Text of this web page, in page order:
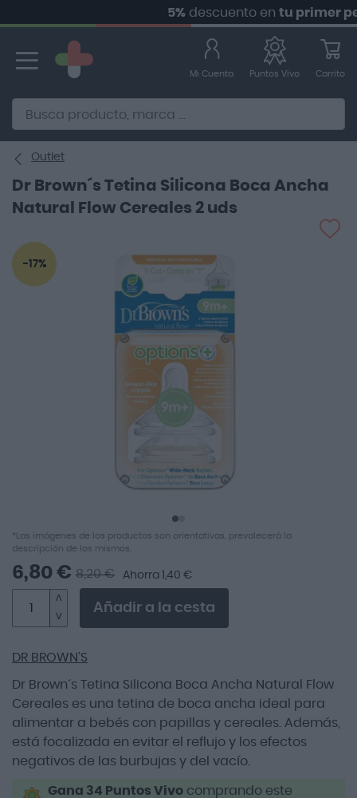
descuento entu primer
contenido
Alternative to Doofinder Ecommerce Search
Mi Cuenta Puntos Vivo Carrito
Outlet
Dr Brown´s Tetina Silicona Boca Ancha
Natural Flow Cereales 2 uds
-17%
Saltar
final
al
de
la
de
*Las imágenes de los productos son orientativas, prevalecerá la
descripción de los mismos.
DR BROWN’S
Dr Brown´s Tetina Silicona Boca Ancha Natural Flow
Cereales es una tetina de boca ancha ideal para
alimentar a bebés con papillas y cereales. Además,
está focalizada en evitar el reflujo y los efectos
negativos de las burbujas y del vacío.
Gana 34 Puntos Vivo comprando este
6,80 € 8,20 € Ahorra 1,40 €
Añadir a la cesta